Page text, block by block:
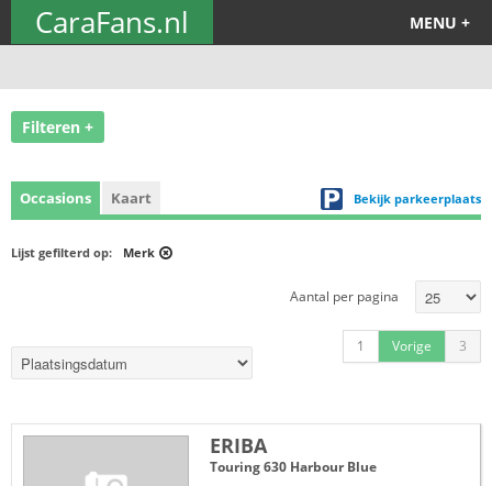
CaraFans.nl MENU +
Filteren +
Bekijk parkeerplaats
Occasions Kaart
Lijst gefilterd op: Merk
Aantal per pagina
1 Vorige 3
ERIBA
Touring 630 Harbour Blue